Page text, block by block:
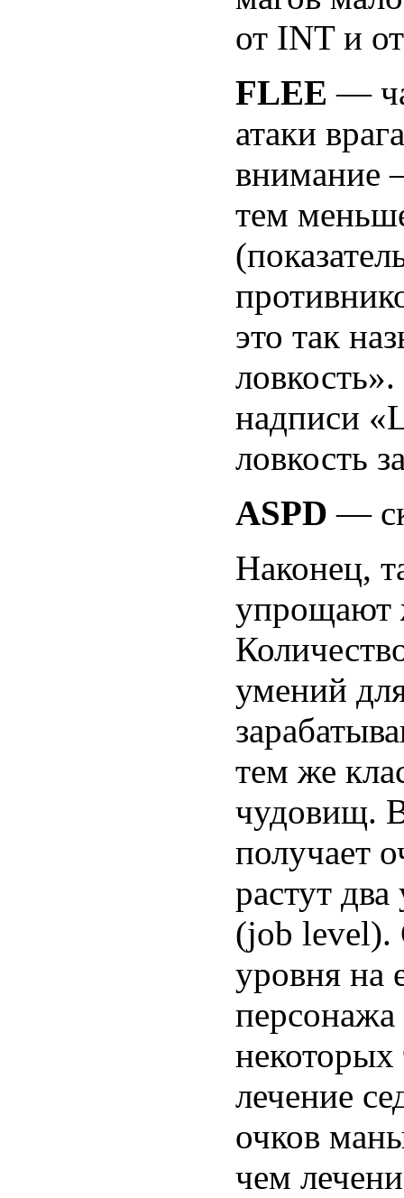
от INT и
FLEE —
атаки
внимание
тем
это так
надписи
ловкость
ASPD —
Наконец,
упрощают
умений
тем же
чудовищ.
получает
растут
(job level).
уровня на
лечение
очков
чем